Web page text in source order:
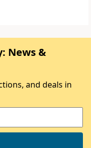
News &
and deals in